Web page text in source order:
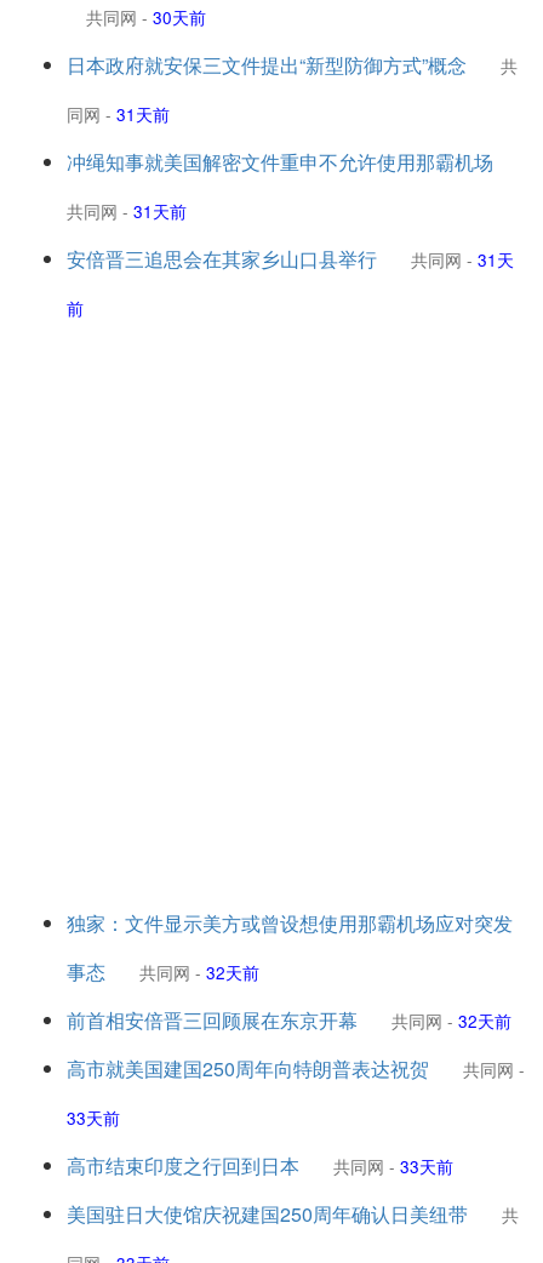
共同网 - 30天前
日本政府就安保三文件提出“新型防御方式”概念
共
同网 - 31天前
冲绳知事就美国解密文件重申不允许使用那霸机场
共同网 - 31天前
安倍晋三追思会在其家乡山口县举行 共同网 - 31天
前
独家：文件显示美方或曾设想使用那霸机场应对突发
事态
共同网 - 32天前
前首相安倍晋三回顾展在东京开幕 共同网 - 32天前
高市就美国建国250周年向特朗普表达祝贺 共同网 -
33天前
高市结束印度之行回到日本 共同网 - 33天前
美国驻日大使馆庆祝建国250周年确认日美纽带
共